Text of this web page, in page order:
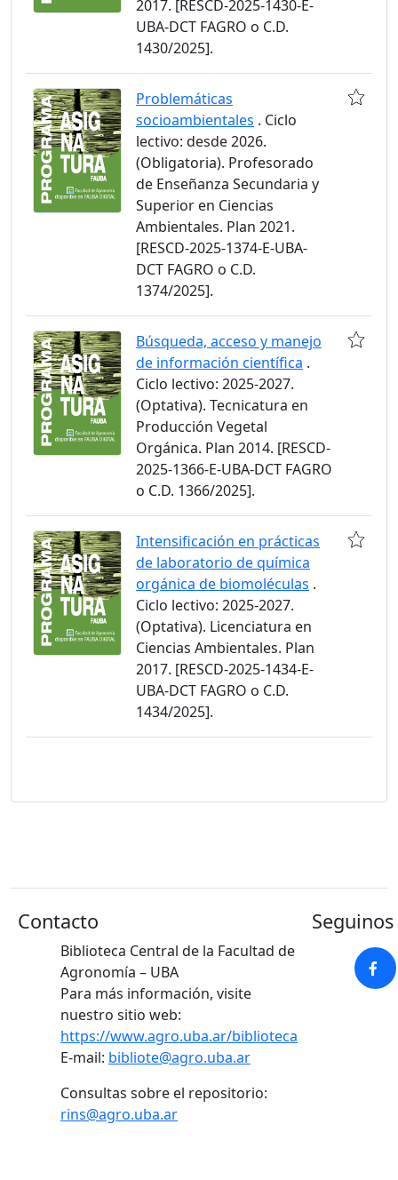
2017. [RESCD-2025-1430-E-
UBA-DCT FAGRO o C.D.
1430/2025].
Problemáticas
socioambientales . Ciclo
lectivo: desde 2026.
(Obligatoria). Profesorado
de Enseñanza Secundaria y
Superior en Ciencias
Ambientales. Plan 2021.
[RESCD-2025-1374-E-UBA-
DCT FAGRO o C.D.
1374/2025].
Búsqueda, acceso y manejo
de información científica .
Ciclo lectivo: 2025-2027.
(Optativa). Tecnicatura en
Producción Vegetal
Orgánica. Plan 2014. [RESCD-
2025-1366-E-UBA-DCT FAGRO
o C.D. 1366/2025].
Intensificación en prácticas
de laboratorio de química
orgánica de biomoléculas .
Ciclo lectivo: 2025-2027.
(Optativa). Licenciatura en
Ciencias Ambientales. Plan
2017. [RESCD-2025-1434-E-
UBA-DCT FAGRO o C.D.
1434/2025].
Contacto
Biblioteca Central de la Facultad de
Agronomía – UBA
Para más información, visite
nuestro sitio web:
https://www.agro.uba.ar/biblioteca
E-mail: bibliote@agro.uba.ar
Consultas sobre el repositorio:
rins@agro.uba.ar